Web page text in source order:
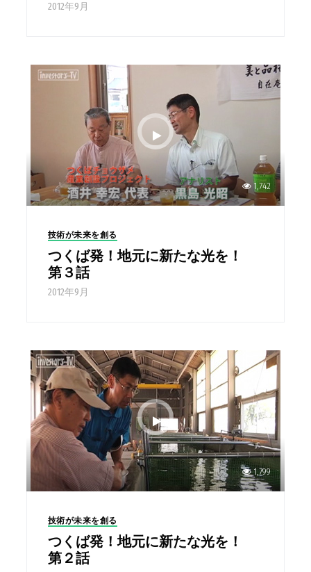
2012年9月
1,742
技術が未来を創る
つくば発！地元に新たな光を！
第３話
2012年9月
1,799
技術が未来を創る
つくば発！地元に新たな光を！
第２話